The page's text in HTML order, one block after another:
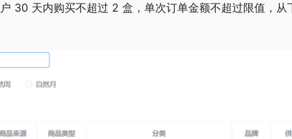
30 天内购买不超过 2 盒，单次订单金额不超过限值，从